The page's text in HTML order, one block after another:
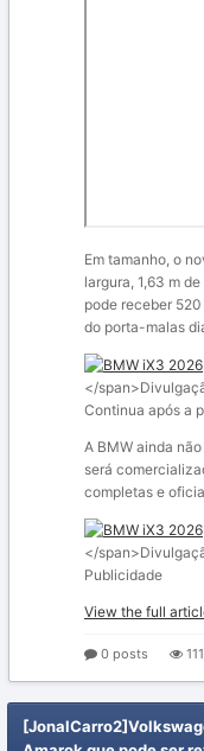
Em tamanho, o
largura, 1,63 m
pode receber
do porta-malas
</span>
Continua após a
A BMW ainda
será
completas e
</span>
Publicidade
View the full
0 posts